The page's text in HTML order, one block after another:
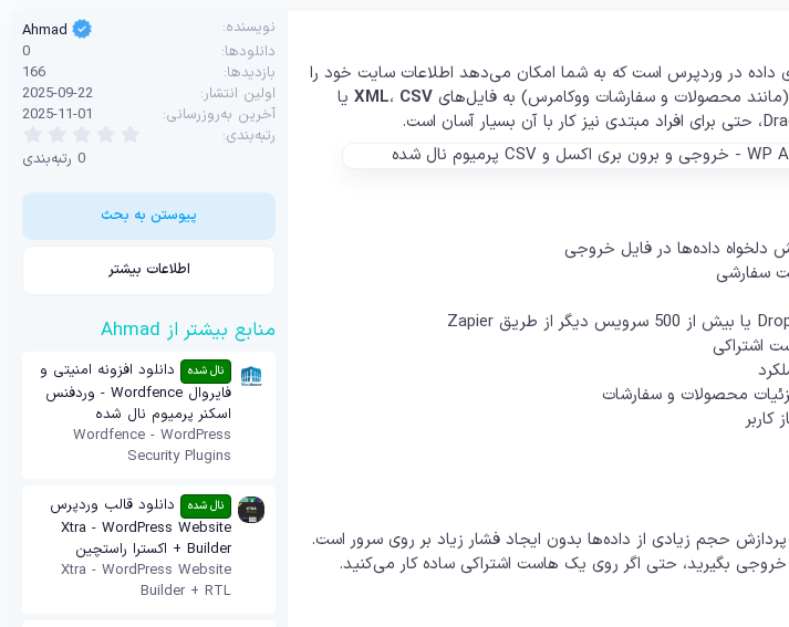
داده در وردپرس است که به شما امکان می‌دهد اطلاعات سایت خود را
(مانند محصولات و سفارشات ووکامرس) به فایل‌های
XML، CSV
یا
سفارشی
اشتراکی
حجم زیادی از داده‌ها بدون ایجاد فشار زیاد بر روی سرور است.
خروجی بگیرید، حتی اگر روی یک هاست اشتراکی ساده کار می‌کنید.
نویسنده
Ahmad
دانلودها
0
بازدیدها
166
اولین انتشار
2025-09-22
آخرین به‌روزرسانی
2025-11-01
رتبه‌بندی
س
ا
0 رتبه‌بندی
پیوستن به بحث
اطلاعات بیشتر
منابع بیشتر از Ahmad
نال شده
دانلود افزونه امنیتی و
فایروال Wordfence - وردفنس
اسکنر پرمیوم نال شده
Wordfence - WordPress
Security Plugins
نال شده
دانلود قالب وردپرس
Xtra - WordPress Website
Builder + اکسترا راستچین
Xtra - WordPress Website
Builder + RTL